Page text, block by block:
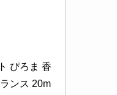
ぴろま 香
ンス 20m